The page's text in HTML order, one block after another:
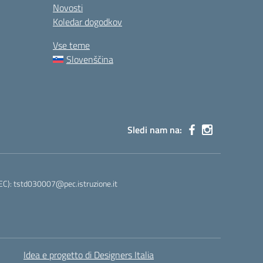
Novosti
Koledar dogodkov
Vse teme
Slovenščina
Sledi nam na:
tstd030007@pec.istruzione.it
Idea e progetto di Designers Italia